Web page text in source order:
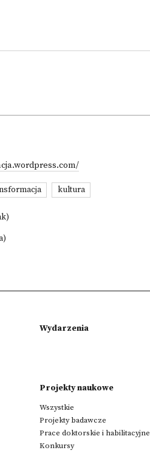
kultura
Wydarzenia
Projekty naukowe
Wszystkie
Projekty badawcze
Prace doktorskie i habilitacyjne
Konkursy